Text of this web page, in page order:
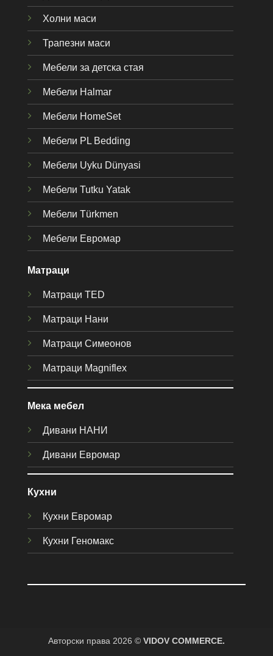
Холни маси
Трапезни маси
Мебели за детска стая
Мебели Halmar
Мебели HomeSet
Мебели PL Bedding
Мебели Uyku Dünyasi
Мебели Tutku Yatak
Мебели Türkmen
Мебели Евромар
Матраци
Матраци TED
Матраци Нани
Матраци Симеонов
Матраци Magniflex
Мека мебел
Дивани НАНИ
Дивани Евромар
Кухни
Кухни Евромар
Кухни Геномакс
Авторски права 2026 © VIDOV COMMERCE.